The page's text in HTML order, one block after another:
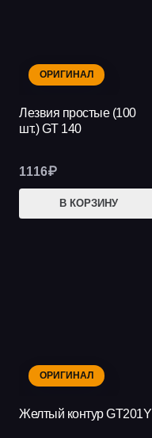
ОРИГИНАЛ
Лезвия простые (100
шт.) GT 140
1116₽
В КОРЗИНУ
ОРИГИНАЛ
Желтый контур GT201Y